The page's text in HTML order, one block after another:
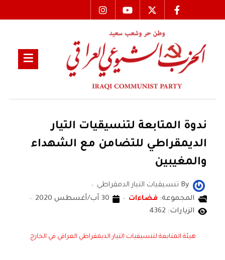
ندوة المتابعة لتنسيقيات التيار
الديمقراطي للتضامن مع الشهداء
والمغيبين
By تنسيقيات التيار الدمقراطي
المجموعة: فضاءات
30 آب/أغسطس 2020
الزيارات: 4362
هيئة المتابعة لتنسيقيات التيار الديمقراطي العراقي في الخارج